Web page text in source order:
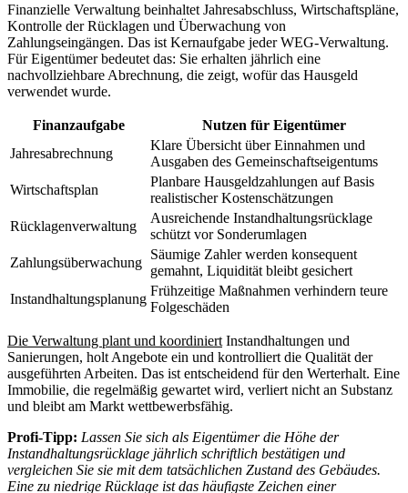
Finanzielle Verwaltung beinhaltet Jahresabschluss, Wirtschaftspläne,
Kontrolle der Rücklagen und Überwachung von
Zahlungseingängen. Das ist Kernaufgabe jeder WEG-Verwaltung.
Für Eigentümer bedeutet das: Sie erhalten jährlich eine
nachvollziehbare Abrechnung, die zeigt, wofür das Hausgeld
verwendet wurde.
Finanzaufgabe
Nutzen für Eigentümer
Jahresabrechnung
Klare Übersicht über Einnahmen und
Ausgaben des Gemeinschaftseigentums
Wirtschaftsplan
Planbare Hausgeldzahlungen auf Basis
realistischer Kostenschätzungen
Rücklagenverwaltung
Ausreichende Instandhaltungsrücklage
schützt vor Sonderumlagen
Zahlungsüberwachung
Säumige Zahler werden konsequent
gemahnt, Liquidität bleibt gesichert
Instandhaltungsplanung
Frühzeitige Maßnahmen verhindern teure
Folgeschäden
Die Verwaltung plant und koordiniert Instandhaltungen und
Sanierungen, holt Angebote ein und kontrolliert die Qualität der
ausgeführten Arbeiten. Das ist entscheidend für den Werterhalt. Eine
Immobilie, die regelmäßig gewartet wird, verliert nicht an Substanz
und bleibt am Markt wettbewerbsfähig.
Profi-Tipp: Lassen Sie sich als Eigentümer die Höhe der
Instandhaltungsrücklage jährlich schriftlich bestätigen und
vergleichen Sie sie mit dem tatsächlichen Zustand des Gebäudes.
Eine zu niedrige Rücklage ist das häufigste Zeichen einer